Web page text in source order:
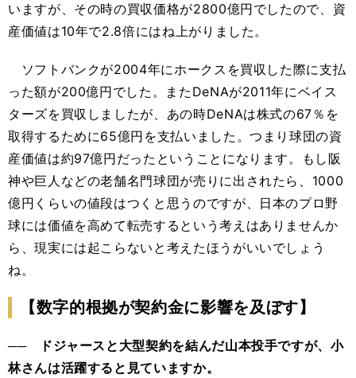
いますが、その時の買収価格が2800億円でしたので、資
産価値は10年で2.8倍にはね上がりました。
ソフトバンクが2004年にホークスを買収した際に支払
った額が200億円でした。またDeNAが2011年にベイス
ターズを買収しましたが、あの時DeNAは株式の67％を
取得するために65億円を支払いました。つまり球団の資
産価値は約97億円だったということになります。もし阪
神や巨人などの老舗名門球団が売りに出されたら、1000
億円くらいの値段はつくと思うのですが、日本のプロ野
球には価値を高めて転売するという考えはありませんか
ら、現実には起こらないと考えたほうがいいでしょう
ね。
【数字的根拠が契約金に影響を及ぼす】
── ドジャースと大型契約を結んだ山本投手ですが、小
林さんは活躍すると見ていますか。